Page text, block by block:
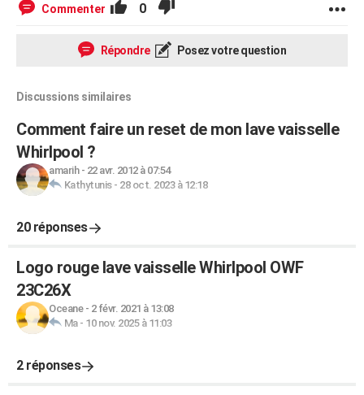
Commenter 0
Répondre Posez votre question
Discussions similaires
Comment faire un reset de mon lave vaisselle
Whirlpool ?
amarih- 22 avr. 2012 à 07:54
Kathytunis- 28 oct. 2023 à 12:18
20 réponses
Logo rouge lave vaisselle Whirlpool OWF
23C26X
Oceane- 2 févr. 2021 à 13:08
Ma- 10 nov. 2025 à 11:03
2 réponses